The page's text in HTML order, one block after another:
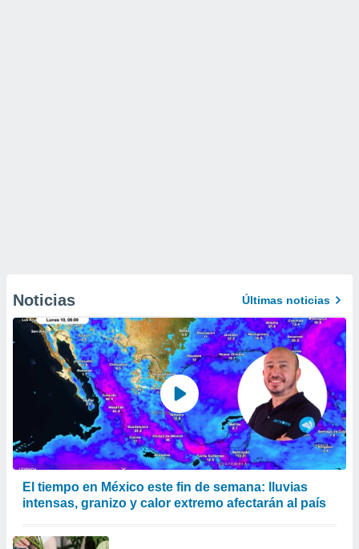
Noticias Últimas noticias
El tiempo en México este fin de semana: lluvias
intensas, granizo y calor extremo afectarán al país